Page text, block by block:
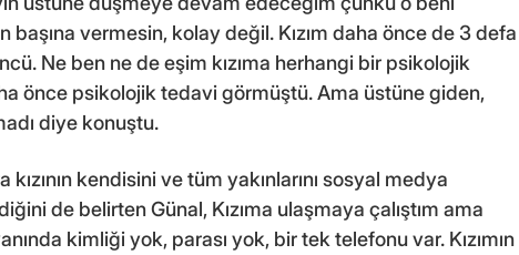
başına vermesin, kolay değil. Kızım daha önce de 3 defa
Ne ben ne de eşim kızıma herhangi bir psikolojik
önce psikolojik tedavi görmüştü. Ama üstüne giden,
diye konuştu.
kızının kendisini ve tüm yakınlarını sosyal medya
de belirten Günal, Kızıma ulaşmaya çalıştım ama
kimliği yok, parası yok, bir tek telefonu var. Kızımın